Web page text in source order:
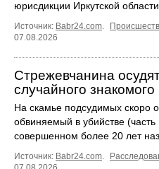
юрисдикции Иркутской области.
Источник: Babr24.com.
07.08.2026
Стрежевчанина
случайного
На скамье подсудимых скоро
обвиняемый в убийстве
совершенном более 20 лет
Источник: Babr24.com.